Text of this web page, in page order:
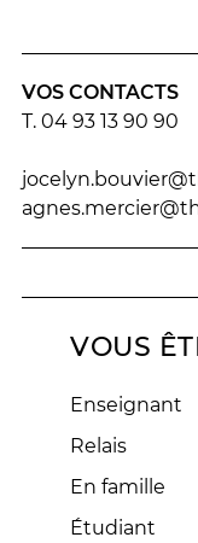
VOS CONTACTS
T. 04 93 13 90 90
VOUS
Enseignant
Relais
En famille
Étudiant